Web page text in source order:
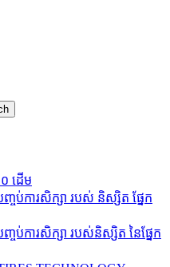
ដើម
បញ្ចប់ការសិក្សា របស់ និស្សិត ផ្នែក
បញ្ចប់ការសិក្សា របស់និស្សិត នៃផ្នែក